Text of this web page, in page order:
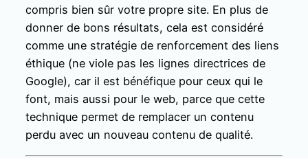
compris bien sûr votre propre site. En plus de
donner de bons résultats, cela est considéré
comme une stratégie de renforcement des liens
éthique (ne viole pas les lignes directrices de
Google), car il est bénéfique pour ceux qui le
font, mais aussi pour le web, parce que cette
technique permet de remplacer un contenu
perdu avec un nouveau contenu de qualité.